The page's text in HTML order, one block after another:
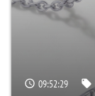
09:52:28